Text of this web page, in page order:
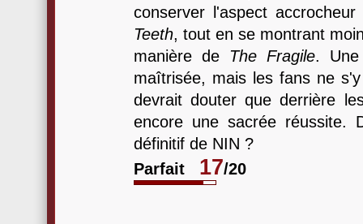
conserver l'aspect
Teeth, tout en se montrant
manière de
The Fragile. Une
maîtrisée, mais les fans ne
devrait douter que derrière
encore une sacrée réussite.
définitif de NIN ?
Parfait
17/20